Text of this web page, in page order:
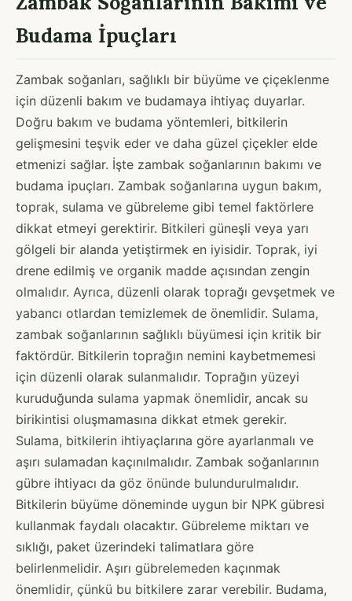
Budama İpuçları
Zambak soğanları, sağlıklı bir büyüme ve çiçeklenme
için düzenli bakım ve budamaya ihtiyaç duyarlar.
Doğru bakım ve budama yöntemleri, bitkilerin
gelişmesini teşvik eder ve daha güzel çiçekler elde
etmenizi sağlar. İşte zambak soğanlarının bakımı ve
budama ipuçları. Zambak soğanlarına uygun bakım,
toprak, sulama ve gübreleme gibi temel faktörlere
dikkat etmeyi gerektirir. Bitkileri güneşli veya yarı
gölgeli bir alanda yetiştirmek en iyisidir. Toprak, iyi
drene edilmiş ve organik madde açısından zengin
olmalıdır. Ayrıca, düzenli olarak toprağı gevşetmek ve
yabancı otlardan temizlemek de önemlidir. Sulama,
zambak soğanlarının sağlıklı büyümesi için kritik bir
faktördür. Bitkilerin toprağın nemini kaybetmemesi
için düzenli olarak sulanmalıdır. Toprağın yüzeyi
kuruduğunda sulama yapmak önemlidir, ancak su
birikintisi oluşmamasına dikkat etmek gerekir.
Sulama, bitkilerin ihtiyaçlarına göre ayarlanmalı ve
aşırı sulamadan kaçınılmalıdır. Zambak soğanlarının
gübre ihtiyacı da göz önünde bulundurulmalıdır.
Bitkilerin büyüme döneminde uygun bir NPK gübresi
kullanmak faydalı olacaktır. Gübreleme miktarı ve
sıklığı, paket üzerindeki talimatlara göre
belirlenmelidir. Aşırı gübrelemeden kaçınmak
önemlidir, çünkü bu bitkilere zarar verebilir. Budama,